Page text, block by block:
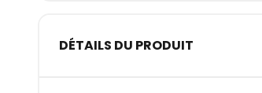
DÉTAILS DU PRODUIT